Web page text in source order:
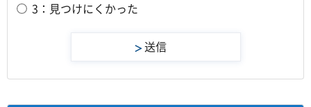
3：見つけにくかった